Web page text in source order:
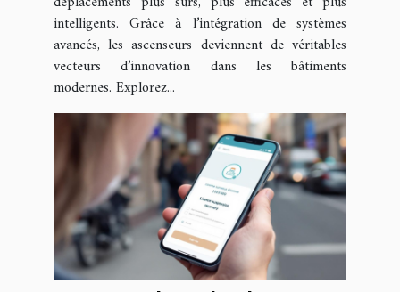
intelligents. Grâce à l’intégration de systèmes
avancés, les ascenseurs deviennent de véritables
vecteurs d’innovation dans les bâtiments
modernes. Explorez...